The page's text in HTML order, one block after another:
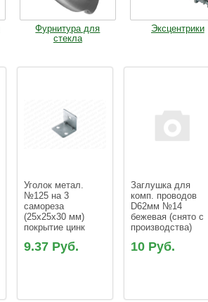
Фурнитура для
стекла
Эксцентрики
Уголок метал.
№125 на 3
самореза
(25х25х30 мм)
покрытие цинк
9.37 Руб.
Заглушка для
комп. проводов
D62мм №14
бежевая (снято с
10 Руб.